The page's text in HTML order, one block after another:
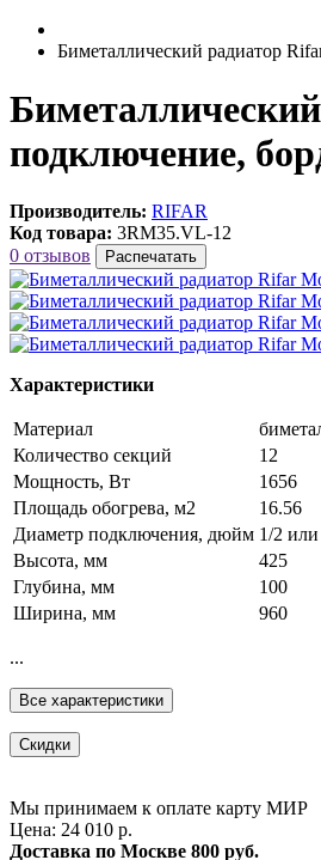
Биметаллический радиатор
подключение,
Производитель: RIFAR
Код товара: 3RM35.VL-12
0 отзывов
Распечатать
Характеристики
Материал
Количество секций
12
Мощность, Вт
1656
Площадь обогрева, м2
16.56
Диаметр подключения, дюйм 1/2
Высота, мм
425
Глубина, мм
100
Ширина, мм
960
...
Все характеристики
Скидки
Мы принимаем к оплате карту МИР
Цена: 24 010 р.
Доставка по Москве 800 руб.